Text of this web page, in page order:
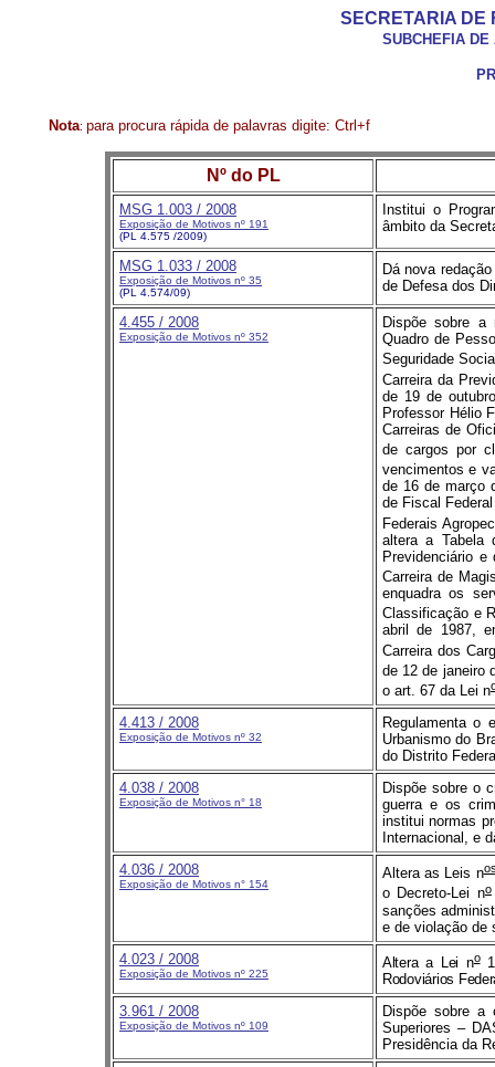
SECRETARIA DE
SUBCHEFIA DE
Nota: para procura rápida de palavras digite: Ctrl+f
Nº do PL
MSG 1.003 / 2008
Exposição de Motivos nº 191
(PL 4.575 /2009)
Institui o
âmbito da
MSG 1.033 / 2008
Exposição de Motivos nº 35
(PL 4.574/09)
Dá nova
de Defesa dos
4.455 / 2008
Exposição de Motivos nº 352
Dispõe sobre a
Quadro de
Seguridade
Carreira da
de 19 de
Professor Hélio
Carreiras de
de cargos por
vencimentos e
de 16 de março
de Fiscal
Federais
altera a Tabela
Previdenciário
Carreira de
enquadra os
Classificação e
abril de 1987,
Carreira dos
de 12 de janeiro
o art. 67 da Lei n
4.413 / 2008
Exposição de Motivos nº 32
Regulamenta o
Urbanismo do
do Distrito
4.038 / 2008
Exposição de Motivos n° 18
Dispõe sobre o
guerra e os
institui normas
Internacional, e
4.036 / 2008
Exposição de Motivos n° 154
Altera as Leis n
o Decreto-Lei no
sanções
e de violação de
4.023 / 2008
Exposição de Motivos nº 225
Altera a Lei no
Rodoviários
3.961 / 2008
Exposição de Motivos nº 109
Dispõe sobre a
Superiores –
Presidência da